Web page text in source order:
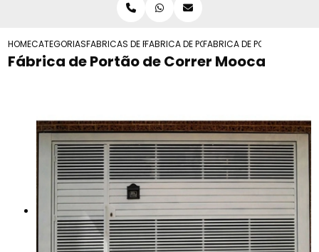
HOMECATEGORIASFABRICAS DE PORTOESFABRICA DE PORTAO AUTOMATICO
FABRICA DE PORTAO DE
Fábrica de Portão de Correr Mooca